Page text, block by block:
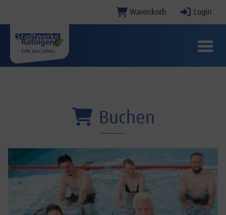
Warenkorb Login
Menü
Buchen